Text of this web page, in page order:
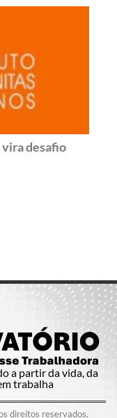
desafio
a partir da vida, da
trabalha
direitos reservados.